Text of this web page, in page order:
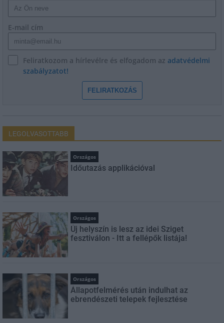
E-mail cím
Feliratkozom a hírlevélre és elfogadom az adatvédelmi
szabályzatot!
FELIRATKOZÁS
LEGOLVASOTTABB
Országos
Időutazás applikációval
Országos
Új helyszín is lesz az idei Sziget
fesztiválon - Itt a fellépők listája!
Országos
Állapotfelmérés után indulhat az
ebrendészeti telepek fejlesztése